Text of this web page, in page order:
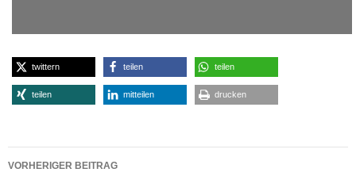
twittern teilen teilen
teilen mitteilen drucken
Beitragsnavigation
VORHERIGER BEITRAG